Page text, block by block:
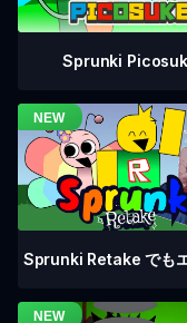
Sprunki
Sprunki Retake でも